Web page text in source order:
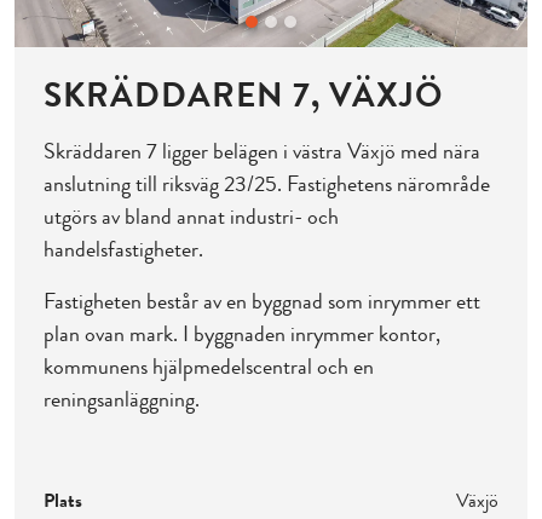
SKRÄDDAREN 7, VÄXJÖ
Skräddaren 7 ligger belägen i västra Växjö med nära
anslutning till riksväg 23/25. Fastighetens närområde
utgörs av bland annat industri- och
handelsfastigheter.
Fastigheten består av en byggnad som inrymmer ett
plan ovan mark. I byggnaden inrymmer kontor,
kommunens hjälpmedelscentral och en
reningsanläggning.
Plats
Växjö